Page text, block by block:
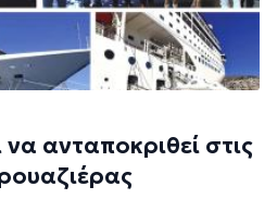
ανταποκριθεί στις